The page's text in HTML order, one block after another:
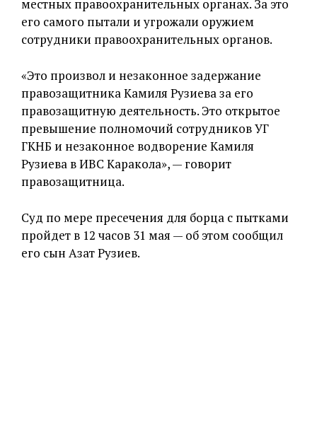
местных правоохранительных органах. За это
его самого пытали и угрожали оружием
сотрудники правоохранительных органов.
«Это произвол и незаконное задержание
правозащитника Камиля Рузиева за его
правозащитную деятельность. Это открытое
превышение полномочий сотрудников УГ
ГКНБ и незаконное водворение Камиля
Рузиева в ИВС Каракола», — говорит
правозащитница.
Суд по мере пресечения для борца с пытками
пройдет в 12 часов 31 мая — об этом сообщил
его сын Азат Рузиев.